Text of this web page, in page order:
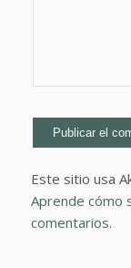
Este sitio usa
Aprende cómo
comentarios.